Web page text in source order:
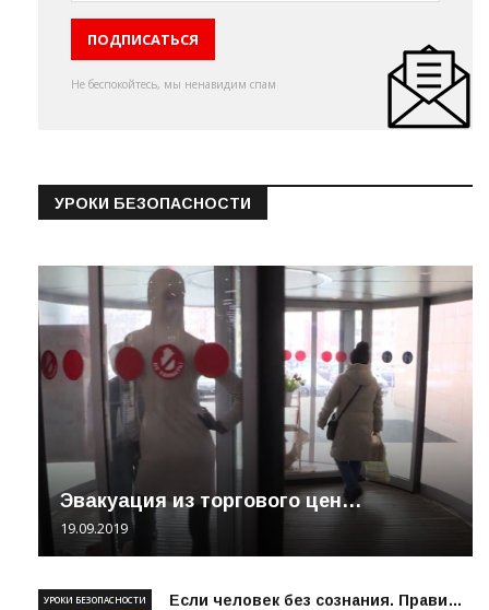
Не беспокойтесь, мы ненавидим спам
УРОКИ БЕЗОПАСНОСТИ
Эвакуация из торгового цен…
19.09.2019
Если человек без сознания. Прави…
УРОКИ БЕЗОПАСНОСТИ